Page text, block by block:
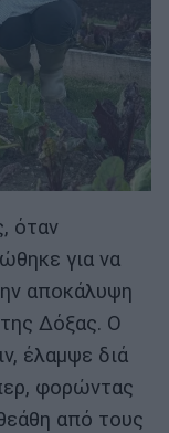
όταν
για να
αποκάλυψη
Δόξας. Ο
έλαμψε διά
φορώντας
από τους